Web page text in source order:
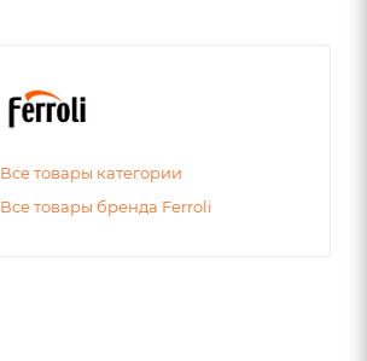
Все товары категории
Все товары бренда Ferroli